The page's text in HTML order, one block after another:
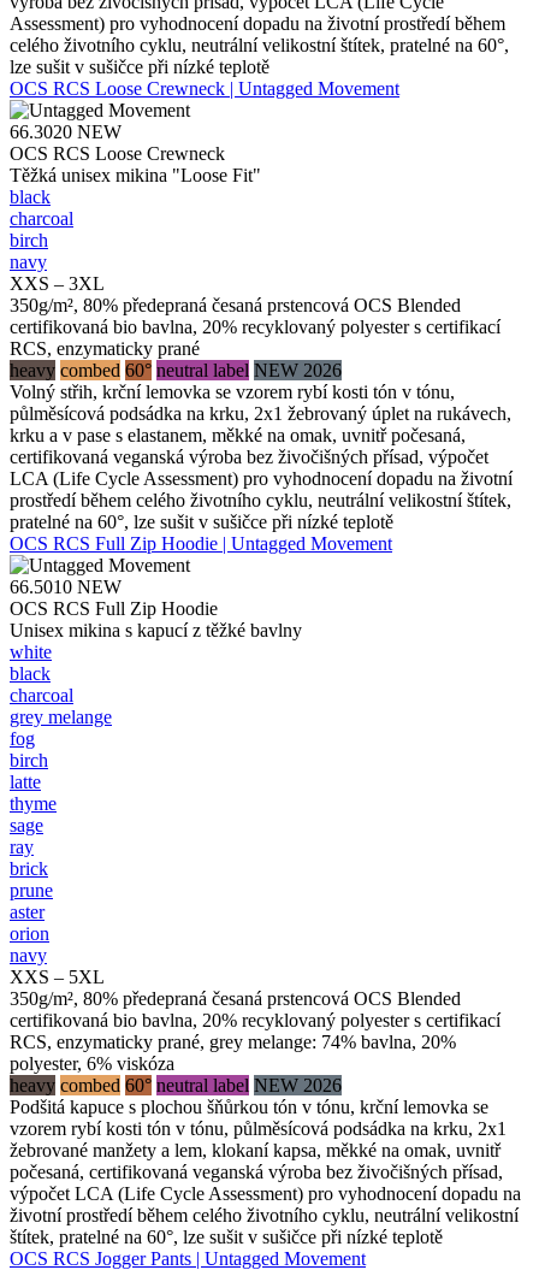
Assessment) pro vyhodnocení dopadu na životní prostředí během
celého životního cyklu, neutrální velikostní štítek, pratelné na 60°,
lze sušit v sušičce při nízké teplotě
OCS RCS Loose Crewneck | Untagged Movement
66.3020 NEW
OCS RCS Loose Crewneck
Těžká unisex mikina "Loose Fit"
black
charcoal
birch
navy
XXS – 3XL
350g/m², 80% předepraná česaná prstencová OCS Blended
certifikovaná bio bavlna, 20% recyklovaný polyester s certifikací
RCS, enzymaticky prané
heavy combed 60° neutral label NEW 2026
Volný střih, krční lemovka se vzorem rybí kosti tón v tónu,
půlměsícová podsádka na krku, 2x1 žebrovaný úplet na rukávech,
krku a v pase s elastanem, měkké na omak, uvnitř počesaná,
certifikovaná veganská výroba bez živočišných přísad, výpočet
LCA (Life Cycle Assessment) pro vyhodnocení dopadu na životní
prostředí během celého životního cyklu, neutrální velikostní štítek,
pratelné na 60°, lze sušit v sušičce při nízké teplotě
OCS RCS Full Zip Hoodie | Untagged Movement
66.5010 NEW
OCS RCS Full Zip Hoodie
Unisex mikina s kapucí z těžké bavlny
white
black
charcoal
grey melange
fog
birch
latte
thyme
sage
ray
brick
prune
aster
orion
navy
XXS – 5XL
350g/m², 80% předepraná česaná prstencová OCS Blended
certifikovaná bio bavlna, 20% recyklovaný polyester s certifikací
RCS, enzymaticky prané, grey melange: 74% bavlna, 20%
polyester, 6% viskóza
heavy combed 60° neutral label NEW 2026
Podšitá kapuce s plochou šňůrkou tón v tónu, krční lemovka se
vzorem rybí kosti tón v tónu, půlměsícová podsádka na krku, 2x1
žebrované manžety a lem, klokaní kapsa, měkké na omak, uvnitř
počesaná, certifikovaná veganská výroba bez živočišných přísad,
výpočet LCA (Life Cycle Assessment) pro vyhodnocení dopadu na
životní prostředí během celého životního cyklu, neutrální velikostní
štítek, pratelné na 60°, lze sušit v sušičce při nízké teplotě
OCS RCS Jogger Pants | Untagged Movement